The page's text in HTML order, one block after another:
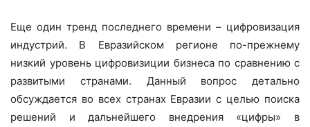
Еще один тренд последнего времени – цифровизация
индустрий. В Евразийском регионе по-прежнему
низкий уровень цифровизиции бизнеса по сравнению с
развитыми странами. Данный вопрос детально
обсуждается во всех странах Евразии с целью поиска
решений и дальнейшего внедрения «цифры» в